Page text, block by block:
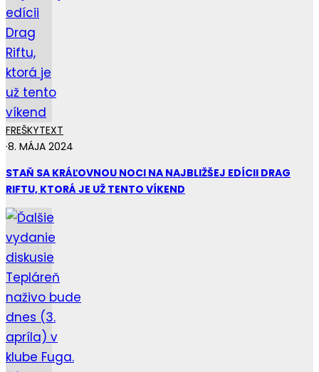
FREŠKYTEXT
·8. MÁJA 2024
STAŇ SA KRÁĽOVNOU NOCI NA NAJBLIŽŠEJ EDÍCII DRAG
RIFTU, KTORÁ JE UŽ TENTO VÍKEND